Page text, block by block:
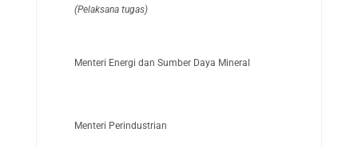
(Pelaksana tugas)
Menteri Energi dan Sumber Daya Mineral
Menteri Perindustrian